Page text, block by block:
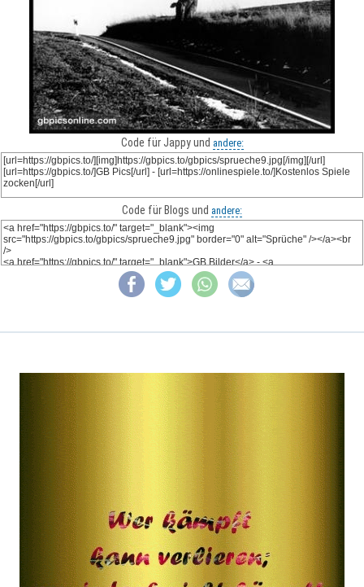
Code für Jappy und andere:
Code für Blogs und andere: